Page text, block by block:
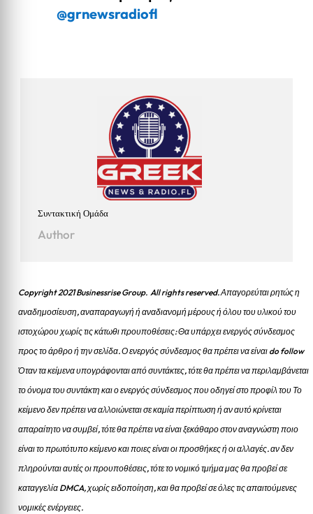
@grnewsradiofl
Συντακτική Ομάδα
Author
Copyright 2021 Businessrise Group. All rights reserved. Απαγορεύται ρητώς η
αναδημοσίευση, αναπαραγωγή ή αναδιανομή μέρους ή όλου του υλικού του
ιστοχώρου χωρίς τις κάτωθι προυποθέσεις: Θα υπάρχει ενεργός σύνδεσμος
προς το άρθρο ή την σελίδα.Ο ενεργός σύνδεσμος θα πρέπει να είναι do follow
Όταν τα κείμενα υπογράφονται από συντάκτες, τότε θα πρέπει να περιλαμβάνεται
το όνομα του συντάκτη και ο ενεργός σύνδεσμος που οδηγεί στο προφίλ του Το
κείμενο δεν πρέπει να αλλοιώνεται σε καμία περίπτωση ή αν αυτό κρίνεται
απαραίτητο να συμβεί, τότε θα πρέπει να είναι ξεκάθαρο στον αναγνώστη ποιο
είναι το πρωτότυπο κείμενο και ποιες είναι οι προσθήκες ή οι αλλαγές. αν δεν
πληρούνται αυτές οι προυποθέσεις, τότε το νομικό τμήμα μας θα προβεί σε
καταγγελία DMCA, χωρίς ειδοποίηση, και θα προβεί σε όλες τις απαιτούμενες
νομικές ενέργειες.